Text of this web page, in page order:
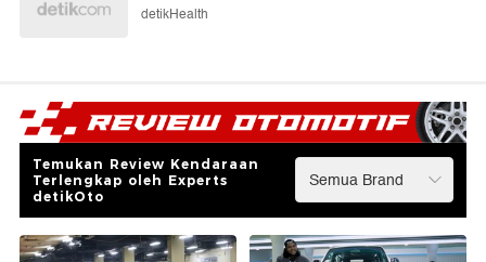
detikHealth
Temukan Review Kendaraan
Terlengkap oleh Experts
detikOto